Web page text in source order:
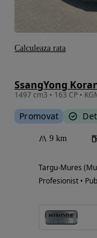
SsangYong
1497 cm3 • 163 CP •
Promovat
9 km
Targu-Mures
Profesionist •
Calculeaza rata